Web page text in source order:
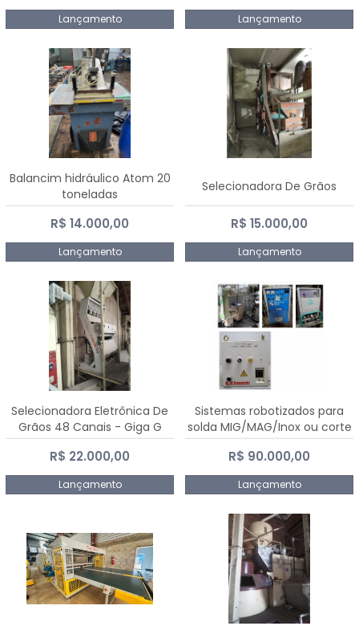
Lançamento Lançamento
Balancim hidráulico Atom 20
toneladas
R$ 14.000,00
Lançamento
Selecionadora De Grãos
R$ 15.000,00
Lançamento
Selecionadora Eletrônica De
Grãos 48 Canais - Giga G
10000
R$ 22.000,00
Lançamento
Sistemas robotizados para
solda MIG/MAG/Inox ou corte
plasma
R$ 90.000,00
Lançamento